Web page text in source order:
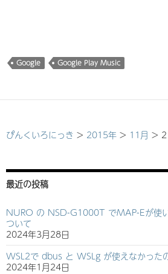
Google Google Play Music
ぴんくいろにっき > 2015年 > 11月 >
最近の投稿
NURO の NSD-G1000T でMAP-Eが使
ついて
2024年3月28日
WSL2で dbus と WSLg が使えなかった
2024年1月24日